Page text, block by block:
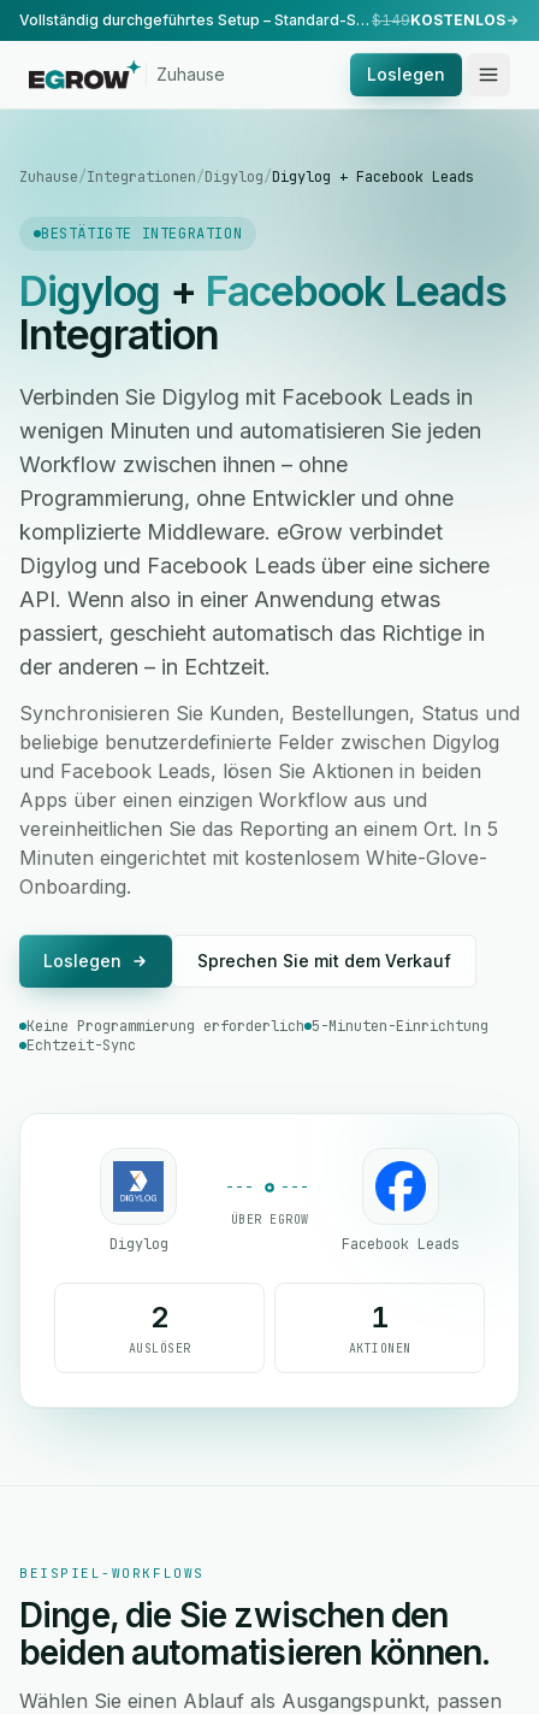
Vollständig durchgeführtes Setup – Standard-Setup, durchgeführt von unserem Team. $149KOSTENLOS
Zuhause Loslegen
Zuhause/Integrationen/Digylog/Digylog + Facebook Leads
BESTÄTIGTE INTEGRATION
Digylog + Facebook Leads
Integration
Verbinden Sie Digylog mit Facebook Leads in
wenigen Minuten und automatisieren Sie jeden
Workflow zwischen ihnen – ohne
Programmierung, ohne Entwickler und ohne
komplizierte Middleware. eGrow verbindet
Digylog und Facebook Leads über eine sichere
API. Wenn also in einer Anwendung etwas
passiert, geschieht automatisch das Richtige in
der anderen – in Echtzeit.
Synchronisieren Sie Kunden, Bestellungen, Status und
beliebige benutzerdefinierte Felder zwischen Digylog
und Facebook Leads, lösen Sie Aktionen in beiden
Apps über einen einzigen Workflow aus und
vereinheitlichen Sie das Reporting an einem Ort. In 5
Minuten eingerichtet mit kostenlosem White-Glove-
Onboarding.
Loslegen Sprechen Sie mit dem Verkauf
Keine Programmierung erforderlich 5-Minuten-Einrichtung
Echtzeit-Sync
Digylog
ÜBER EGROW
Facebook Leads
2
AUSLÖSER
1
AKTIONEN
BEISPIEL-WORKFLOWS
Dinge, die Sie zwischen den
beiden automatisieren können.
Wählen Sie einen Ablauf als Ausgangspunkt, passen